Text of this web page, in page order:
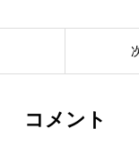
コメント